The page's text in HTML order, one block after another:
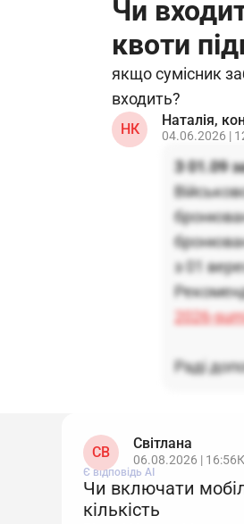
Чи
квоти
якщо сумісник
входить?
НК
Наталія,
04.06.2026 |
З 01.09
з 01
2026-
Раді
СВ
Світлана
06.08.2026 | 16:56
Є відповідь АІ
Чи включати
кількість